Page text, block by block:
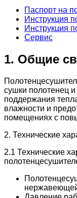
Паспорт на
Инструкция
Инструкция
Сервис
1. Общие
сушки полотенец и
поддержания
влажности и
помещениях с
2. Технические
2.1 Технические